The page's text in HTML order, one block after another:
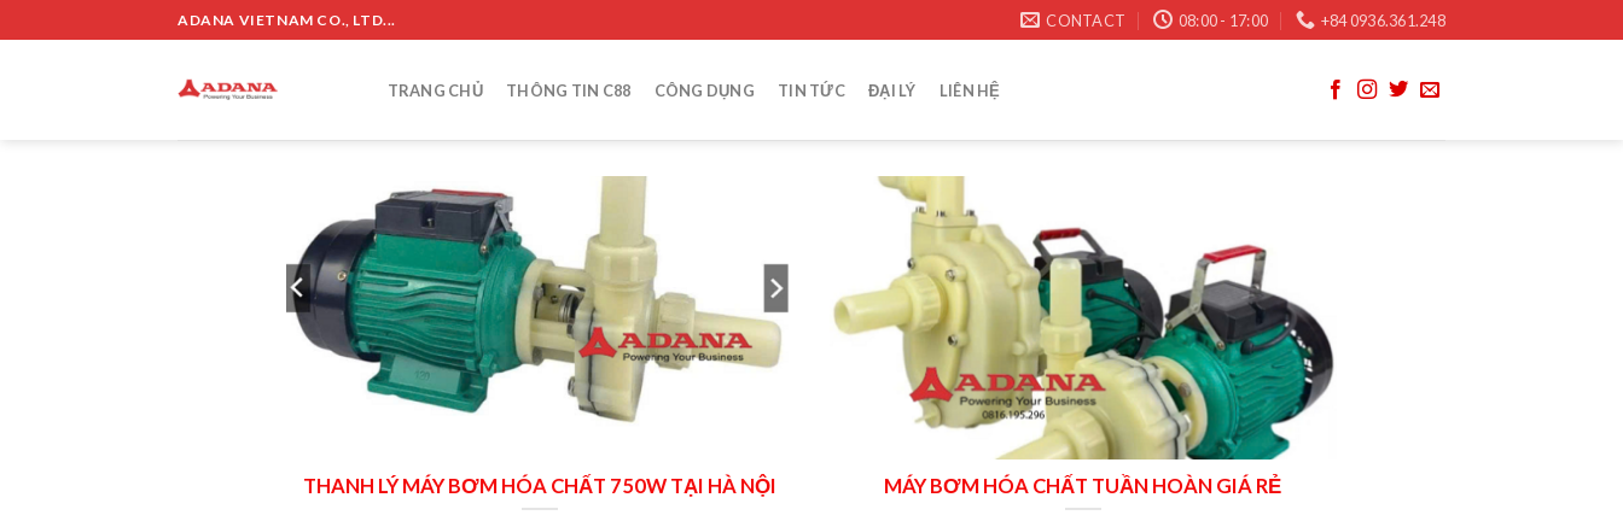
to
ADANA VIETNAM CO., LTD... CONTACT 08:00 - 17:00 +84 0936.361.248
TRANG CHỦ THÔNG TIN C88 CÔNG DỤNG TIN TỨC ĐẠI LÝ LIÊN HỆ
THANH LÝ MÁY BƠM HÓA CHẤT 750W TẠI HÀ NỘI MÁY BƠM HÓA CHẤT TUẦN HOÀN GIÁ RẺ